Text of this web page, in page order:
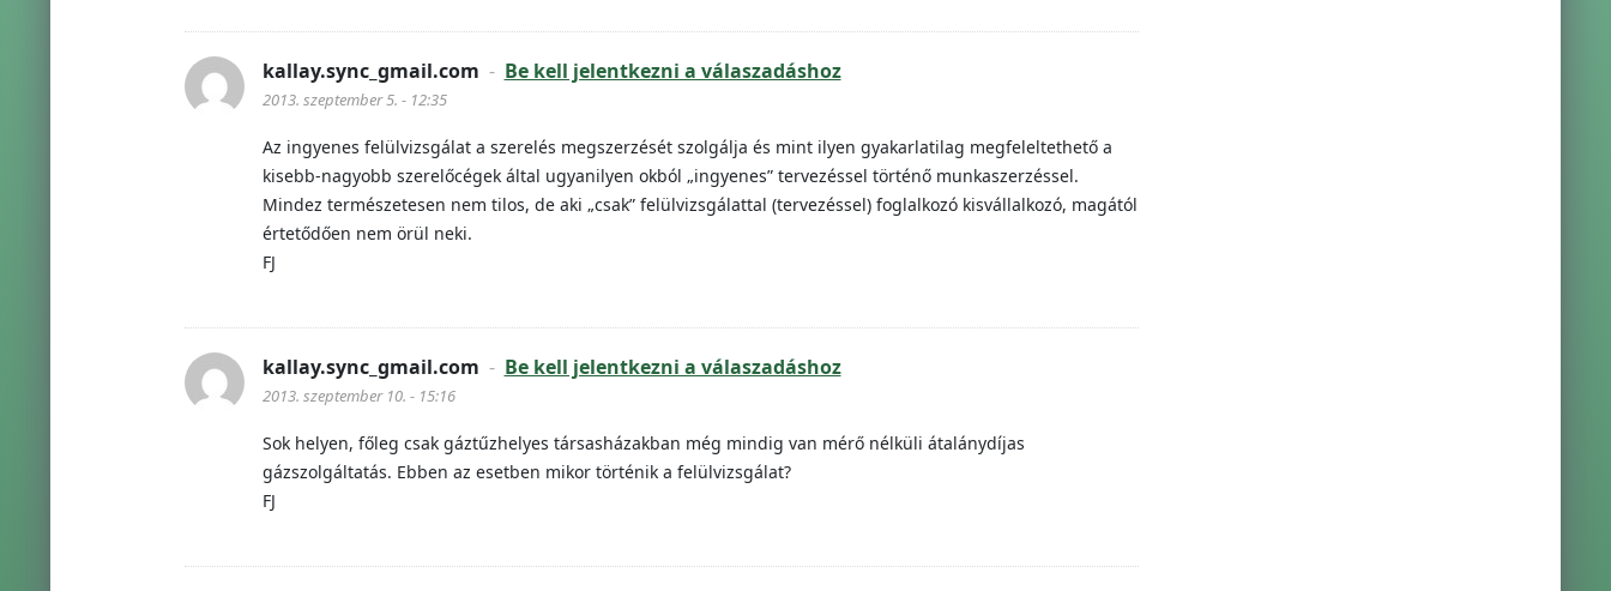
kallay.sync_gmail.com - Be kell jelentkezni a válaszadáshoz
2013. szeptember 5. - 12:35
Az ingyenes felülvizsgálat a szerelés megszerzését szolgálja és mint ilyen gyakarlatilag megfeleltethető a
kisebb-nagyobb szerelőcégek által ugyanilyen okból „ingyenes” tervezéssel történő munkaszerzéssel.
Mindez természetesen nem tilos, de aki „csak” felülvizsgálattal (tervezéssel) foglalkozó kisvállalkozó, magától
értetődően nem örül neki.
FJ
kallay.sync_gmail.com - Be kell jelentkezni a válaszadáshoz
2013. szeptember 10. - 15:16
Sok helyen, főleg csak gáztűzhelyes társasházakban még mindig van mérő nélküli átalánydíjas
gázszolgáltatás. Ebben az esetben mikor történik a felülvizsgálat?
FJ